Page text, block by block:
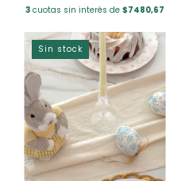
3 cuotas sin interés de $7480,67
Sin stock